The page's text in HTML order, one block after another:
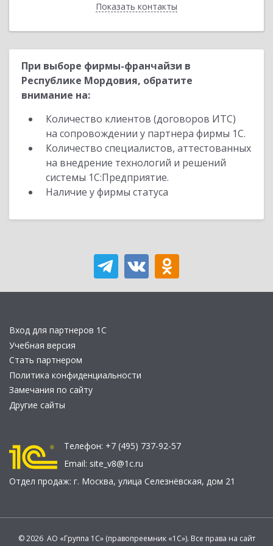
Показать контакты
Назад
При выборе фирмы-франчайзи в
Республике Мордовия, обратите
внимание на:
Количество клиентов (договоров ИТС)
на сопровождении у партнера фирмы 1С.
Количество специалистов, аттестованных
на внедрение технологий и решений
системы 1С:Предприятие.
Наличие у фирмы статуса
Вход для партнеров 1С
Учебная версия
Стать партнером
Политика конфиденциальности
Замечания по сайту
Другие сайты
Телефон: +7 (495) 737-92-57
Email: site_v8@1c.ru
Отдел продаж: г. Москва, улица Селезнёвская, дом 21
© 2026 АО «Группа 1С» (правопреемник «1С»). Все права на сайт